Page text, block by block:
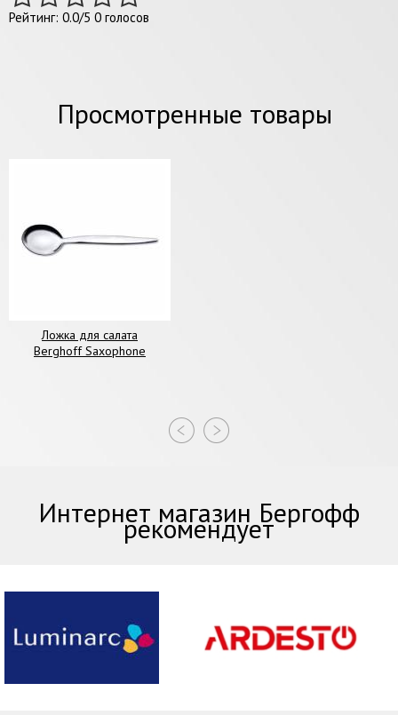
Рейтинг: 0.0/5 0 голосов
Просмотренные товары
Ложка для салата
Berghoff Saxophone
Интернет магазин Бергофф
рекомендует